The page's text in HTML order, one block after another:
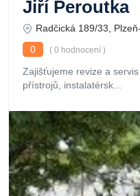
Jiří Peroutka
Radčická 189/33,
0
( 0 hodnocení )
Zajišťujeme revize a
přístrojů, instalatérsk...